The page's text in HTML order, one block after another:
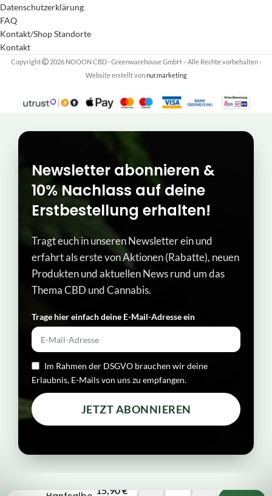
Datenschutzerklärung
FAQ
Kontakt/Shop Standorte
Kontakt
Copyright 2026 NOOON CBD · Greenwarehouse GmbH – Alle Rechte vorbehalten·
Website erstellt vonnur.marketing
Newsletter abonnieren &
10% Nachlass auf deine
Erstbestellung erhalten!
Tragt euch in unseren Newsletter ein und
erfahrt als erste von Aktionen (Rabatte), neuen
Produkten und aktuellen News rund um das
Thema CBD und Cannabis.
Trage hier einfach deine E-Mail-Adresse ein​
Im Rahmen der DSGVO brauchen wir deine
Erlaubnis, E-Mails von uns zu empfangen.
JETZT ABONNIEREN
15,90€